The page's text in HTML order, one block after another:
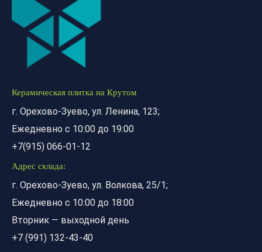
Керамическая плитка на Крутом
г. Орехово-Зуево, ул. Ленина, 123;
Ежедневно с 10:00 до 19:00
+7(915) 066-01-12
Адрес склада:
г. Орехово-Зуево, ул. Волкова, 25/1;
Ежедневно с 10:00 до 18:00
Вторник — выходной день
+7 (991) 132-43-40